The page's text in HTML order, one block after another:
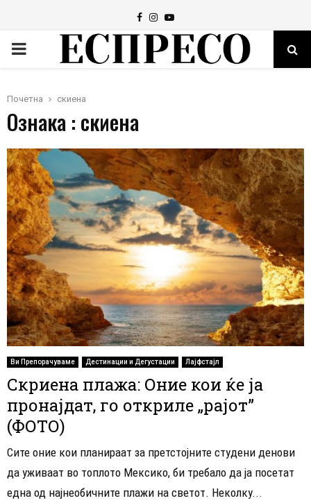
Facebook
Instagram
Youtube
PRIMARY
Почетна скиена
Ознака : скиена
Ви Препорачуваме Дестинации и Дегустации Лајфстајл
Скриена плажа: Оние кои ќе ја
пронајдат, го откриле „рајот”
(ФОТО)
Сите оние кои планираат за претстојните студени денови
да уживаат во топлото Мексико, би требало да ја посетат
една од најнеобичните плажи на светот. Неколку...